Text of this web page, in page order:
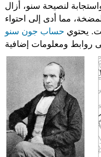
لنصيحة سنو، أزال
مما أدى إلى احتواء
يحتوي حساب جون سنو